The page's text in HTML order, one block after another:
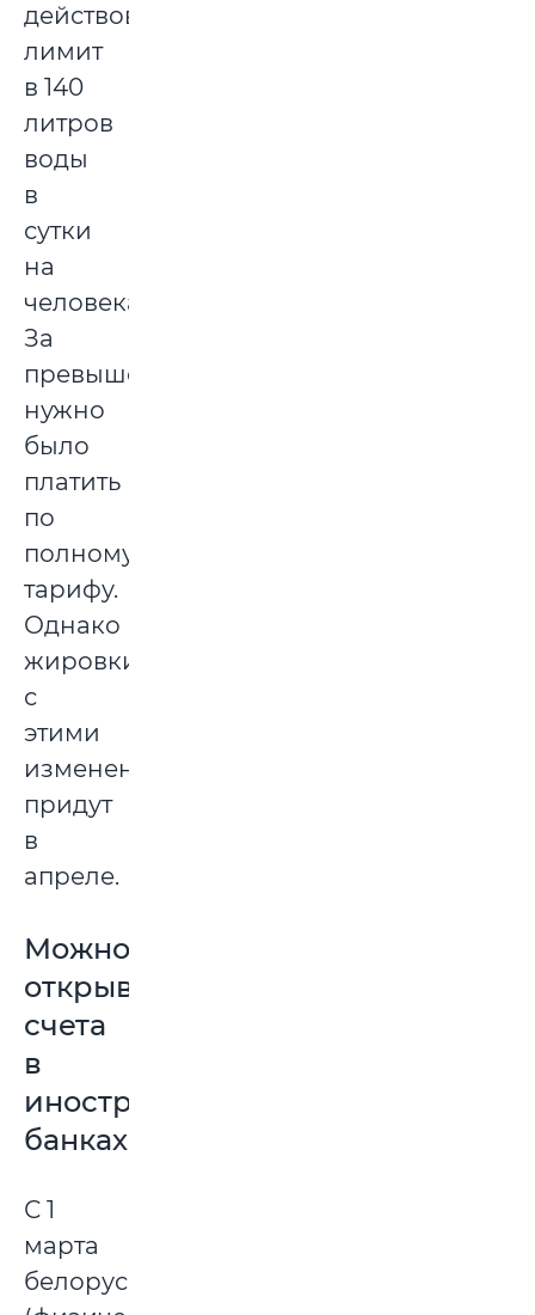
действовал
лимит
в 140
литров
воды
в
сутки
на
человека.
За
превышение
нужно
было
платить
по
полному
тарифу.
Однако
жировки
с
этими
изменениями
придут
в
апреле.
Можно
открывать
счета
в
иностранных
банках
С 1
марта
белорусы